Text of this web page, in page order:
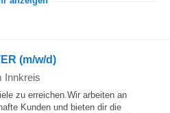
(m/w/d)
Innkreis
zu erreichen.Wir arbeiten an
Kunden und bieten dir die